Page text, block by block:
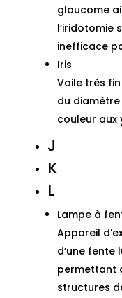
glaucome
l’iridotomie
inefficace
Iris
Voile très
du
couleur aux
J
K
L
Lampe à
Appareil
d’une fente
permettant
structures